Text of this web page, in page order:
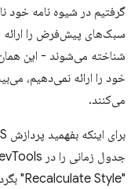
گرفتیم در شیوه نامه خود
سبک‌های پیش‌فرض را ارائه
شناخته می‌شوند - این
خود را ارائه نمی‌دهیم،
می‌کنند.